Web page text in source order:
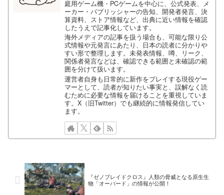
庭用ゲーム機・PCゲームを中心に、公式発表、メ
ーカー・パブリッシャーの告知、開発者発言、決
算資料、ストア情報など、出典に近い情報を確認
したうえで記事化しています。
海外メディアの記事を扱う場合も、可能な限り公
式情報や元発言にあたり、日本の読者に分かりや
すい形で整理します。未発表情報、噂、リーク、
関係者発言などは、確認できる範囲と未確認の範
囲を分けて扱います。
運営者自身も日常的に新作をプレイする現役ゲー
マーとして、読者が知りたい事実と、誤解なく読
むために必要な情報を届けることを重視していま
す。X（旧Twitter）でも継続的に情報発信してい
ます。
『ゼノブレイドクロス』人類の脅威となる原生生
物「オーバード」の情報が公開！